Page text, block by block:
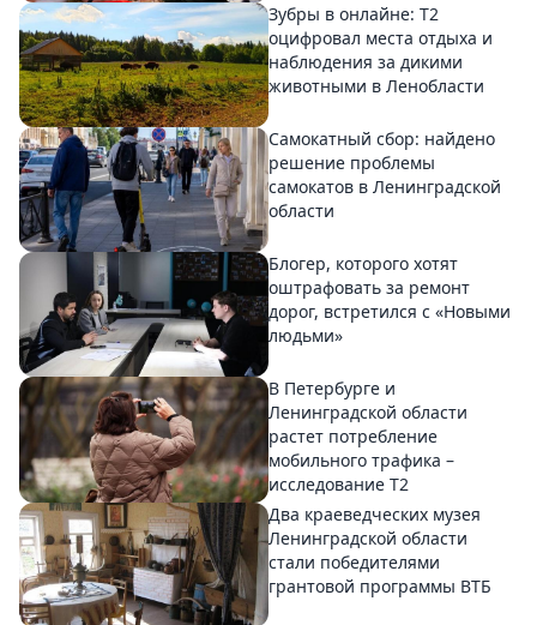
Зубры в онлайне: Т2
оцифровал места отдыха и
наблюдения за дикими
животными в Ленобласти
Самокатный сбор: найдено
решение проблемы
самокатов в Ленинградской
области
Блогер, которого хотят
оштрафовать за ремонт
дорог, встретился с «Новыми
людьми»
В Петербурге и
Ленинградской области
растет потребление
мобильного трафика –
исследование T2
Два краеведческих музея
Ленинградской области
стали победителями
грантовой программы ВТБ